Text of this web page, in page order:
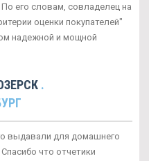
его словам, совладелец на
оценки покупателей"
надежной и мощной
.
выдавали для домашнего
что отчетики